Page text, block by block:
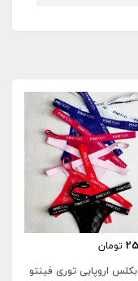
تومان
اروپایی توری فینتو